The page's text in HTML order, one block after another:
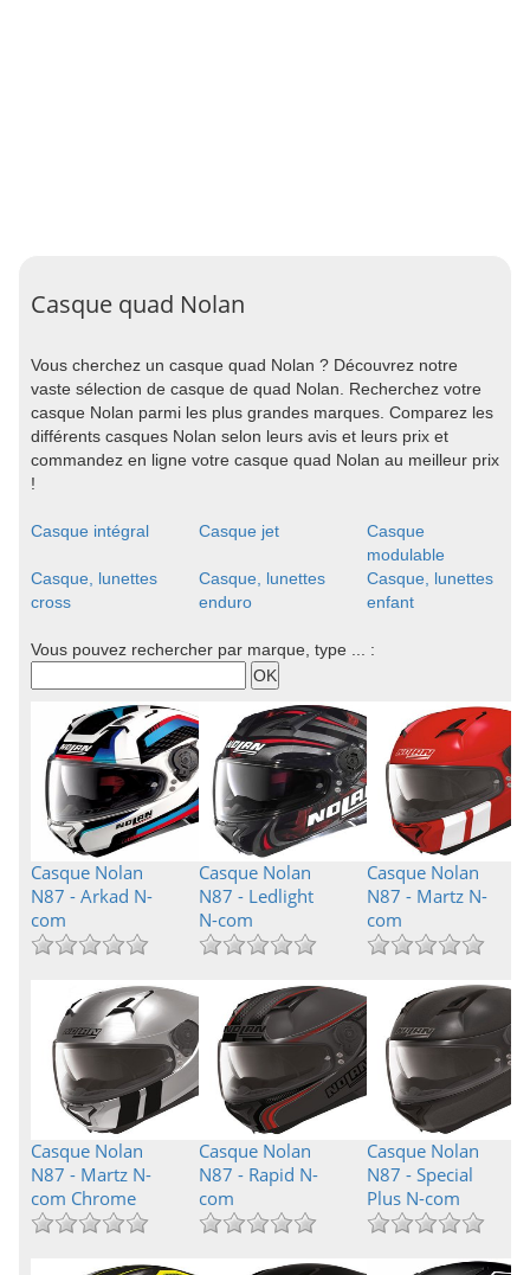
Casque quad Nolan
Vous cherchez un casque quad Nolan ? Découvrez notre
vaste sélection de casque de quad Nolan. Recherchez votre
casque Nolan parmi les plus grandes marques. Comparez les
différents casques Nolan selon leurs avis et leurs prix et
commandez en ligne votre casque quad Nolan au meilleur prix
!
Casque intégral Casque jet
Casque
modulable
Casque, lunettes
cross
Casque, lunettes
enduro
Casque, lunettes
enfant
Vous pouvez rechercher par marque, type ... :
Casque Nolan
N87 - Arkad N-
com
Casque Nolan
N87 - Ledlight
N-com
Casque Nolan
N87 - Martz N-
com
Casque Nolan
N87 - Martz N-
com Chrome
Casque Nolan
N87 - Rapid N-
com
Casque Nolan
N87 - Special
Plus N-com